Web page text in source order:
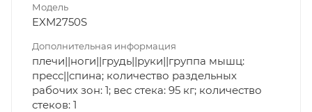
Модель
EXM2750S
Дополнительная информация
плечи||ноги||грудь||руки||группа мышц:
пресс||спина; количество раздельных
рабочих зон: 1; вес стека: 95 кг; количество
стеков: 1